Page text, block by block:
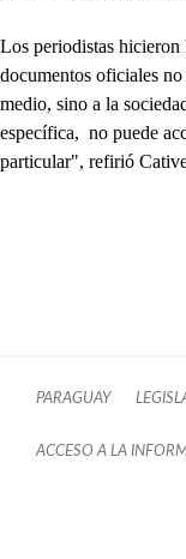
Los periodistas hicieron
documentos oficiales
medio, sino a la
específica, no puede
particular", refirió
PARAGUAY
ACCESO A LA